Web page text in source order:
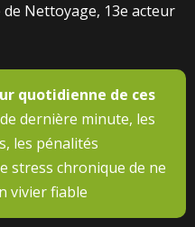
Nettoyage, 13e acteur
quotidienne de ces
dernière minute, les
les pénalités
stress chronique de ne
vivier fiable